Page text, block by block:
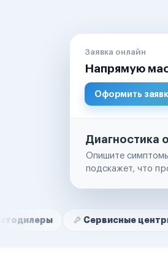
Заявка онлайн
Напрямую
Оформить
Диагностика
Опишите
подскажет, что
Нам доверяют
Сервисные центры
Маркетплейсы